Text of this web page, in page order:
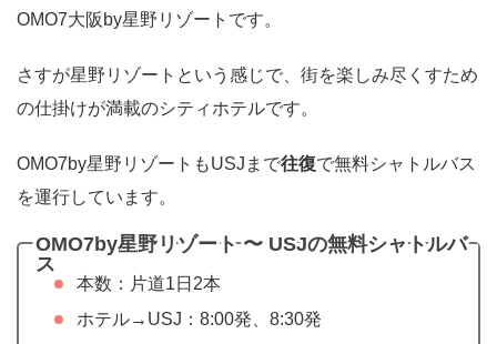
OMO7大阪by星野リゾートです。
さすが星野リゾートという感じで、街を楽しみ尽くすため
の仕掛けが満載のシティホテルです。
OMO7by星野リゾートもUSJまで往復で無料シャトルバス
を運行しています。
OMO7by星野リゾート 〜 USJの無料シャトルバ
ス
本数：片道1日2本
ホテル→USJ：8:00発、8:30発